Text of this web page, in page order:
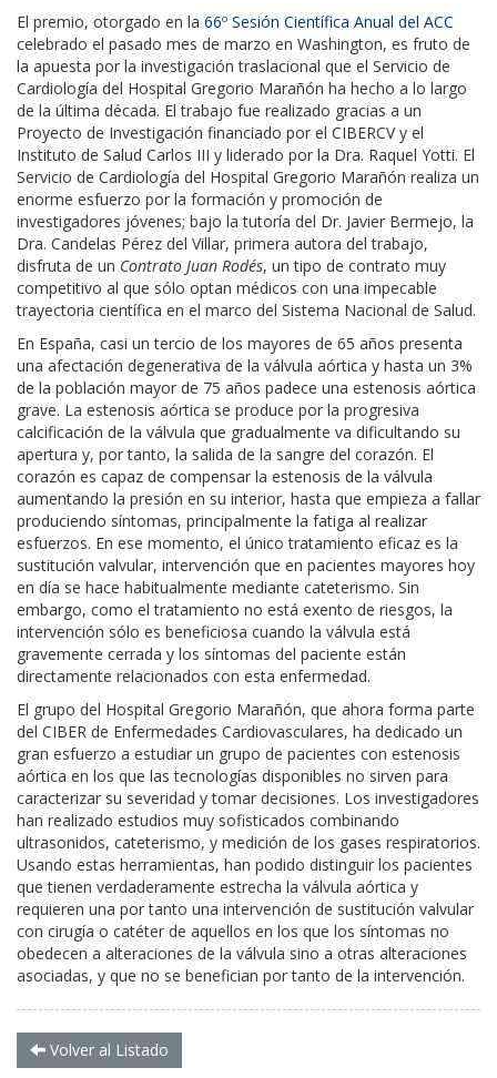
El premio, otorgado en la 66º Sesión Científica Anual del ACC
celebrado el pasado mes de marzo en Washington, es fruto de
la apuesta por la investigación traslacional que el Servicio de
Cardiología del Hospital Gregorio Marañón ha hecho a lo largo
de la última década. El trabajo fue realizado gracias a un
Proyecto de Investigación financiado por el CIBERCV y el
Instituto de Salud Carlos III y liderado por la Dra. Raquel Yotti. El
Servicio de Cardiología del Hospital Gregorio Marañón realiza un
enorme esfuerzo por la formación y promoción de
investigadores jóvenes; bajo la tutoría del Dr. Javier Bermejo, la
Dra. Candelas Pérez del Villar, primera autora del trabajo,
disfruta de un Contrato Juan Rodés, un tipo de contrato muy
competitivo al que sólo optan médicos con una impecable
trayectoria científica en el marco del Sistema Nacional de Salud.
En España, casi un tercio de los mayores de 65 años presenta
una afectación degenerativa de la válvula aórtica y hasta un 3%
de la población mayor de 75 años padece una estenosis aórtica
grave. La estenosis aórtica se produce por la progresiva
calcificación de la válvula que gradualmente va dificultando su
apertura y, por tanto, la salida de la sangre del corazón. El
corazón es capaz de compensar la estenosis de la válvula
aumentando la presión en su interior, hasta que empieza a fallar
produciendo síntomas, principalmente la fatiga al realizar
esfuerzos. En ese momento, el único tratamiento eficaz es la
sustitución valvular, intervención que en pacientes mayores hoy
en día se hace habitualmente mediante cateterismo. Sin
embargo, como el tratamiento no está exento de riesgos, la
intervención sólo es beneficiosa cuando la válvula está
gravemente cerrada y los síntomas del paciente están
directamente relacionados con esta enfermedad.
El grupo del Hospital Gregorio Marañón, que ahora forma parte
del CIBER de Enfermedades Cardiovasculares, ha dedicado un
gran esfuerzo a estudiar un grupo de pacientes con estenosis
aórtica en los que las tecnologías disponibles no sirven para
caracterizar su severidad y tomar decisiones. Los investigadores
han realizado estudios muy sofisticados combinando
ultrasonidos, cateterismo, y medición de los gases respiratorios.
Usando estas herramientas, han podido distinguir los pacientes
que tienen verdaderamente estrecha la válvula aórtica y
requieren una por tanto una intervención de sustitución valvular
con cirugía o catéter de aquellos en los que los síntomas no
obedecen a alteraciones de la válvula sino a otras alteraciones
asociadas, y que no se benefician por tanto de la intervención.
Volver al Listado